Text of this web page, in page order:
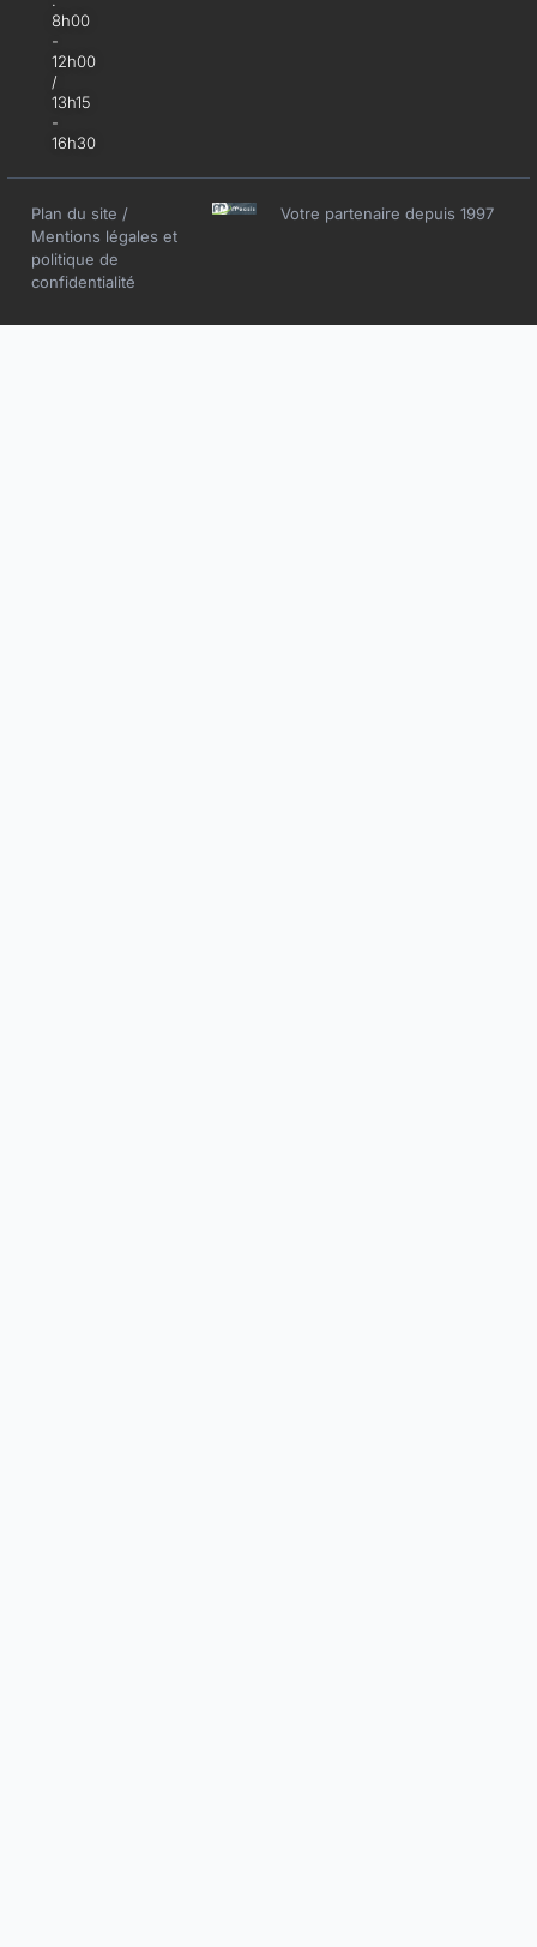
8h00
-
12h00
/
13h15
-
16h30
Plan du site /
Mentions légales et
politique de
confidentialité
Votre partenaire depuis 1997